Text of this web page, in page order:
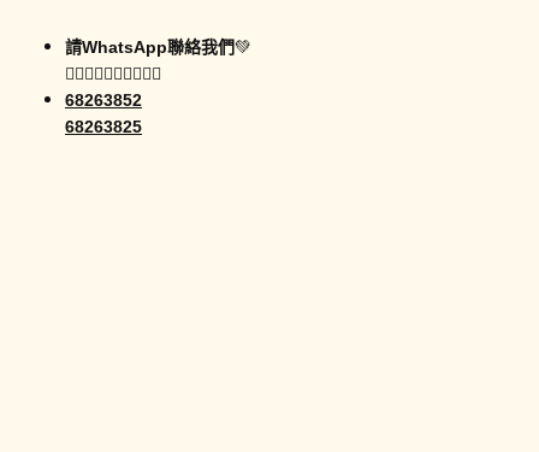
請WhatsApp聯絡我們💚
👇🏼👇🏼👇🏼👇🏼👇🏼
68263852
68263825